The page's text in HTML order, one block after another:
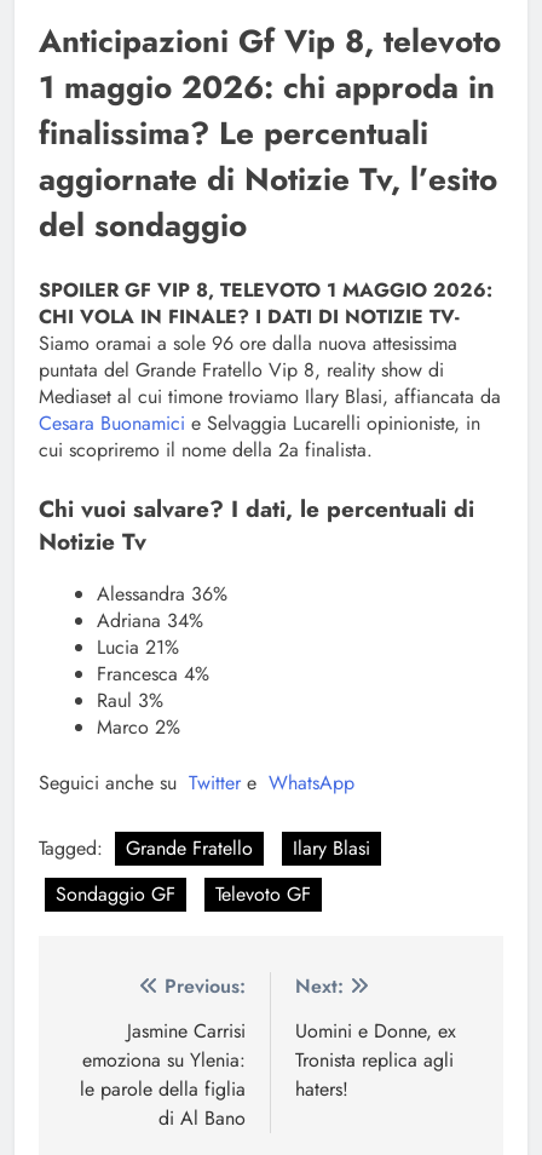
Anticipazioni Gf Vip 8, televoto
1 maggio 2026: chi approda in
finalissima? Le percentuali
aggiornate di Notizie Tv, l’esito
del sondaggio
SPOILER GF VIP 8, TELEVOTO 1 MAGGIO 2026:
CHI VOLA IN FINALE? I DATI DI NOTIZIE TV-
Siamo oramai a sole 96 ore dalla nuova attesissima
puntata del Grande Fratello Vip 8, reality show di
Mediaset al cui timone troviamo Ilary Blasi, affiancata da
Cesara Buonamici e Selvaggia Lucarelli opinioniste, in
cui scopriremo il nome della 2a finalista.
Chi vuoi salvare? I dati, le percentuali di
Notizie Tv
Alessandra 36%
Adriana 34%
Lucia 21%
Francesca 4%
Raul 3%
Marco 2%
Seguici anche su Twitter e WhatsApp
Tagged: Grande Fratello
Ilary Blasi
Sondaggio GF
Televoto GF
Navigazione
articoli
Previous:
Jasmine Carrisi
emoziona su Ylenia:
le parole della figlia
di Al Bano
Next:
Uomini e Donne, ex
Tronista replica agli
haters!